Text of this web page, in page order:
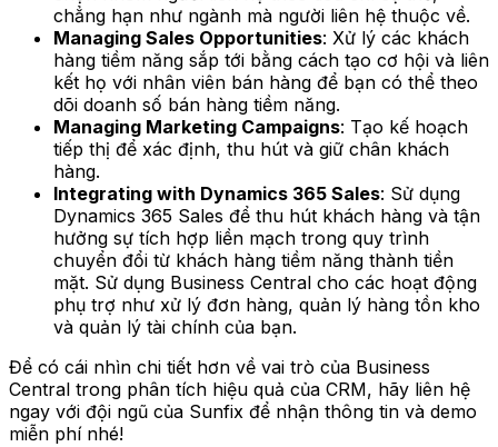
chẳng hạn như ngành mà người liên hệ thuộc về.
Managing Sales Opportunities: Xử lý các khách
hàng tiềm năng sắp tới bằng cách tạo cơ hội và liên
kết họ với nhân viên bán hàng để bạn có thể theo
dõi doanh số bán hàng tiềm năng.
Managing Marketing Campaigns: Tạo kế hoạch
tiếp thị để xác định, thu hút và giữ chân khách
hàng.
Integrating with Dynamics 365 Sales: Sử dụng
Dynamics 365 Sales để thu hút khách hàng và tận
hưởng sự tích hợp liền mạch trong quy trình
chuyển đổi từ khách hàng tiềm năng thành tiền
mặt. Sử dụng Business Central cho các hoạt động
phụ trợ như xử lý đơn hàng, quản lý hàng tồn kho
và quản lý tài chính của bạn.
Để có cái nhìn chi tiết hơn về vai trò của Business
Central trong phân tích hiệu quả của CRM, hãy liên hệ
ngay với đội ngũ của Sunfix để nhận thông tin và demo
miễn phí nhé!